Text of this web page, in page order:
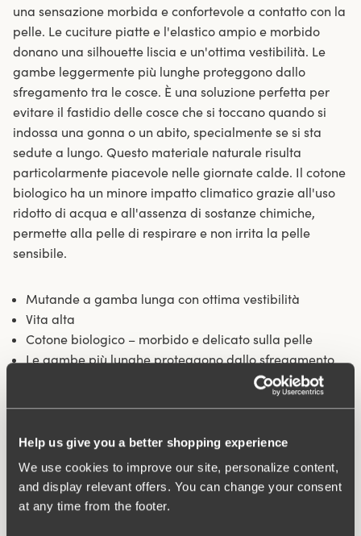
Help us give you a better shopping experience
We use cookies to improve our site, personalize content,
and display relevant offers. You can change your consent
at any time from the footer.
una sensazione morbida e confortevole a contatto con la
pelle. Le cuciture piatte e l'elastico ampio e morbido
donano una silhouette liscia e un'ottima vestibilità. Le
gambe leggermente più lunghe proteggono dallo
sfregamento tra le cosce. È una soluzione perfetta per
evitare il fastidio delle cosce che si toccano quando si
indossa una gonna o un abito, specialmente se si sta
sedute a lungo. Questo materiale naturale risulta
particolarmente piacevole nelle giornate calde. Il cotone
biologico ha un minore impatto climatico grazie all'uso
ridotto di acqua e all'assenza di sostanze chimiche,
permette alla pelle di respirare e non irrita la pelle
sensibile.
Mutande a gamba lunga con ottima vestibilità
Vita alta
Cotone biologico – morbido e delicato sulla pelle
Le gambe più lunghe proteggono dallo sfregamento
Si adatta particolarmente bene sotto gonne e abiti
Materiali:
92% cotone, 8% elastan
Istruzioni di lavaggio: Lavaggio delicato 40°
Numero articolo: 842506